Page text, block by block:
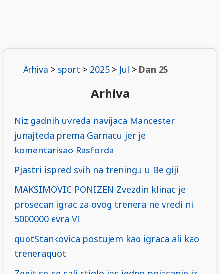
Arhiva > sport > 2025> Jul > Dan 25
Arhiva
Niz gadnih uvreda navijaca Mancester
junajteda prema Garnacu jer je
komentarisao Rasforda
Pjastri ispred svih na treningu u Belgiji
MAKSIMOVIC PONIZEN Zvezdin klinac je
prosecan igrac za ovog trenera ne vredi ni
5000000 evra VI
quotStankovica postujem kao igraca ali kao
treneraquot